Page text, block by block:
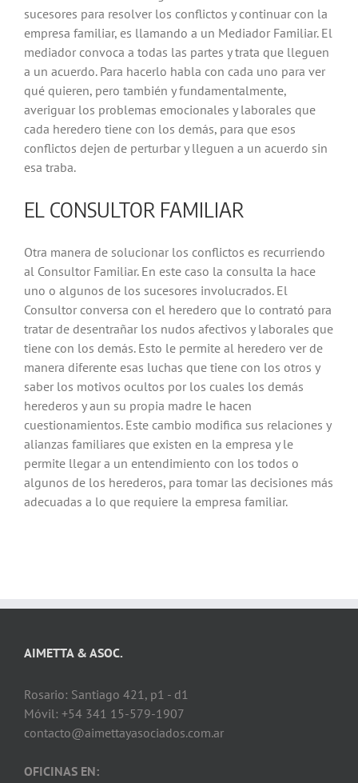
sucesores para resolver los conflictos y continuar con la
empresa familiar, es llamando a un Mediador Familiar. El
mediador convoca a todas las partes y trata que lleguen
a un acuerdo. Para hacerlo habla con cada uno para ver
qué quieren, pero también y fundamentalmente,
averiguar los problemas emocionales y laborales que
cada heredero tiene con los demás, para que esos
conflictos dejen de perturbar y lleguen a un acuerdo sin
esa traba.
EL CONSULTOR FAMILIAR
Otra manera de solucionar los conflictos es recurriendo
al Consultor Familiar. En este caso la consulta la hace
uno o algunos de los sucesores involucrados. El
Consultor conversa con el heredero que lo contrató para
tratar de desentrañar los nudos afectivos y laborales que
tiene con los demás. Esto le permite al heredero ver de
manera diferente esas luchas que tiene con los otros y
saber los motivos ocultos por los cuales los demás
herederos y aun su propia madre le hacen
cuestionamientos. Este cambio modifica sus relaciones y
alianzas familiares que existen en la empresa y le
permite llegar a un entendimiento con los todos o
algunos de los herederos, para tomar las decisiones más
adecuadas a lo que requiere la empresa familiar.
AIMETTA & ASOC.
Rosario: Santiago 421, p1 - d1
Móvil: +54 341 15-579-1907
contacto@aimettayasociados.com.ar
OFICINAS EN: